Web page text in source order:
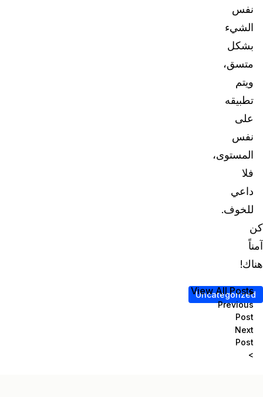
نفس
الشيء
بشكل
متسق،
ويتم
تطبيقه
على
نفس
المستوى،
فلا
داعي
للخوف.
كن
آمناً
هناك!
Uncategorized
<
Previous
Post
Next
Post
>
View All Posts